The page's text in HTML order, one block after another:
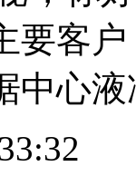
要客
中心